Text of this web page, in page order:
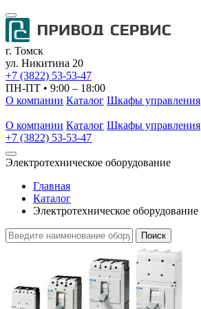
г. Томск
ул. Никитина 20
+7 (3822) 53-53-47
ПН-ПТ • 9:00 – 18:00
О компании Каталог Шкафы управления
О компании Каталог Шкафы управления
+7 (3822) 53-53-47
Электротехническое оборудование
Главная
Каталог
Электротехническое оборудование